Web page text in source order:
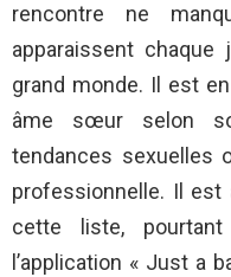
rencontre ne
apparaissent
grand monde. Il est
âme sœur selon
tendances sexuelles
professionnelle. Il est
cette liste,
l’application « Just a